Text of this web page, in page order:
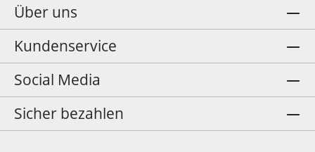
Über uns
Kundenservice
Social Media
Sicher bezahlen